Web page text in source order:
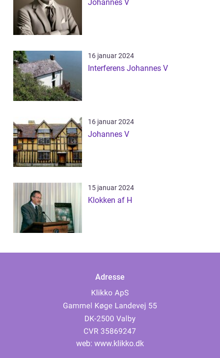
Johannes V
16 januar 2024
Interferens Johannes V
16 januar 2024
Johannes V
15 januar 2024
Klokken af H
Adresse
web: www.klikko.dk